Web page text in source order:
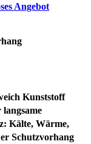
Angebot
Kunststoff
Kälte, Wärme,
Schutzvorhang